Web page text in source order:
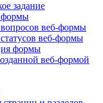
задание
формы
веб-формы
веб-формы
формы
веб-формой